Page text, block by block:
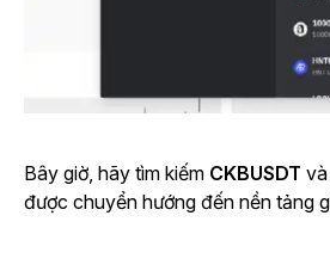
Bây giờ, hãy tìm kiếm CKBUSDT
được chuyển hướng đến nền tảng